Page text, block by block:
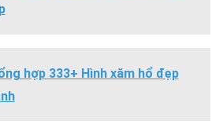
hợp 333+ Hình xăm hổ đẹp